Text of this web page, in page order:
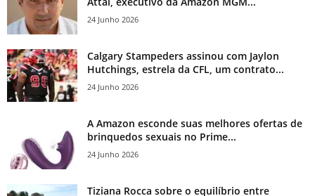
24 Junho 2026
Calgary Stampeders assinou com Jaylon
Hutchings, estrela da CFL, um contrato...
24 Junho 2026
A Amazon esconde suas melhores ofertas de
brinquedos sexuais no Prime...
24 Junho 2026
Tiziana Rocca sobre o equilíbrio entre